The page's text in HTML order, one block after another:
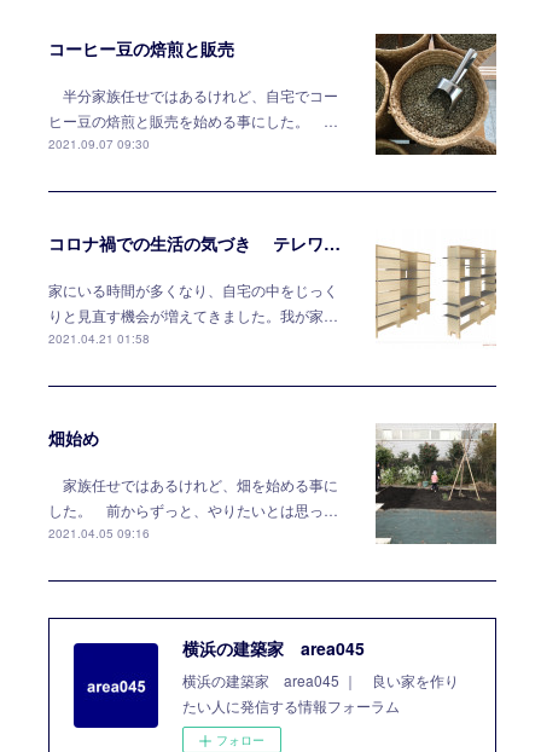
コーヒー豆の焙煎と販売
半分家族任せではあるけれど、自宅でコー
ヒー豆の焙煎と販売を始める事にした。 …
2021.09.07 09:30
コロナ禍での生活の気づき テレワークには家具で対応する
家にいる時間が多くなり、自宅の中をじっく
りと見直す機会が増えてきました。我が家…
2021.04.21 01:58
畑始め
家族任せではあるけれど、畑を始める事に
した。 前からずっと、やりたいとは思っ…
2021.04.05 09:16
横浜の建築家 area045
横浜の建築家 area045 ｜ 良い家を作り
たい人に発信する情報フォーラム
フォロー